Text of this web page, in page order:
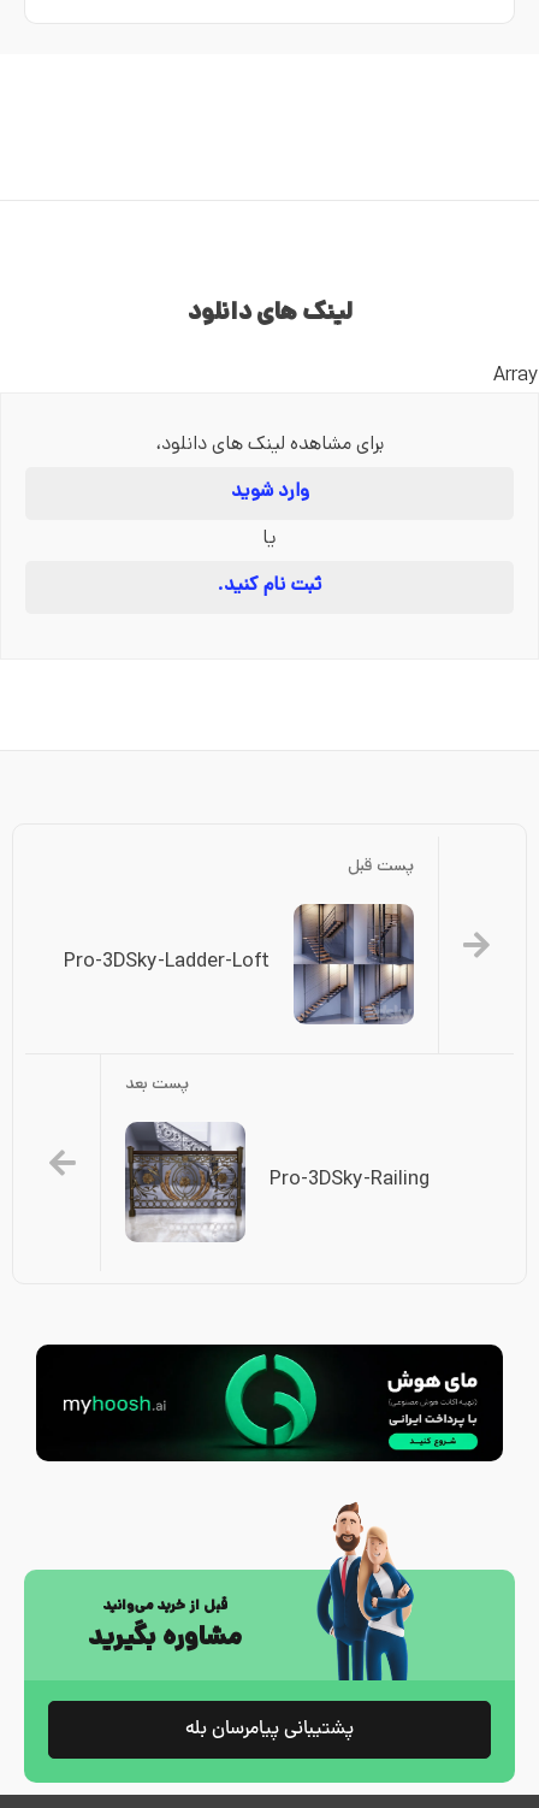
لینک های دانلود
Array
برای مشاهده لینک های دانلود،
وارد شوید
یا
ثبت نام کنید.
پست قبل
Pro-3DSky-Ladder-Loft
پست بعد
Pro-3DSky-Railing
قبل از خرید می‌وانید
مشاوره بگیرید
پشتیبانی پیامرسان بله